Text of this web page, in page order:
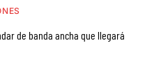
de banda ancha que llegará